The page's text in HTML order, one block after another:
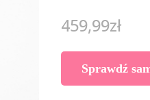
459,99zł
Sprawdź